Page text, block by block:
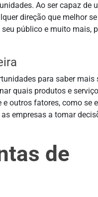
Ao ser capaz de
direção que melhor
público e muito mais,
para saber mais
quais produtos e
outros fatores, como se
empresas a tomar
de